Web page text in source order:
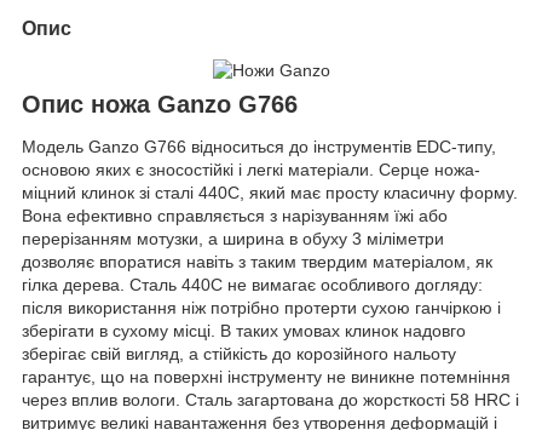
Опис
Опис ножа Ganzo G766
Модель Ganzo G766 відноситься до інструментів EDC-типу,
основою яких є зносостійкі і легкі матеріали. Серце ножа-
міцний клинок зі сталі 440С, який має просту класичну форму.
Вона ефективно справляється з нарізуванням їжі або
перерізанням мотузки, а ширина в обуху 3 міліметри
дозволяє впоратися навіть з таким твердим матеріалом, як
гілка дерева. Сталь 440С не вимагає особливого догляду:
після використання ніж потрібно протерти сухою ганчіркою і
зберігати в сухому місці. В таких умовах клинок надовго
зберігає свій вигляд, а стійкість до корозійного нальоту
гарантує, що на поверхні інструменту не виникне потемніння
через вплив вологи. Сталь загартована до жорсткості 58 HRC і
витримує великі навантаження без утворення деформацій і